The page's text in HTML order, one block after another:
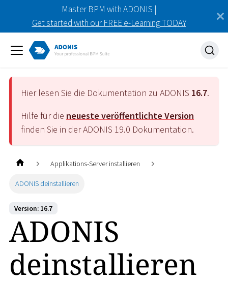
Master BPM with ADONIS |
Get started with our FREE e-Learning TODAY
Hier lesen Sie die Dokumentation zu ADONIS 16.7.
Hilfe für die neueste veröffentlichte Version
finden Sie in der ADONIS 19.0 Dokumentation.
Applikations-Server installieren
ADONIS deinstallieren
Version: 16.7
ADONIS
deinstallieren